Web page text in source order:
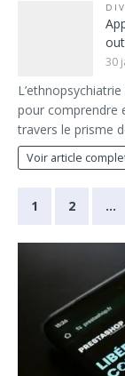
30
pour comprendre
travers le prisme
Voir article
1 2 …